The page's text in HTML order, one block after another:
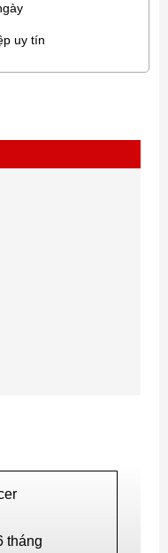
uy tín
tháng